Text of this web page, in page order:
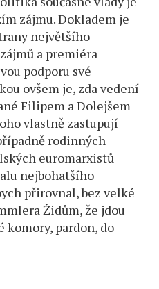
zájmu. Dokladem je
největšího
a premiéra
podporu své
ovšem je, zda vedení
Filipem a Dolejšem
vlastně zastupují
rodinných
euromarxistů
nejbohatšího
přirovnal, bez velké
Židům, že jdou
komory, pardon, do